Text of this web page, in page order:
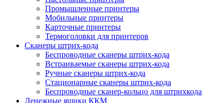
Промышленные принтеры
Мобильные принтеры
Карточные принтеры
Термоголовки для принтеров
Сканеры штрих-кода
Беспроводные сканеры штрих-кода
Встраиваемые сканеры штрих-кода
Ручные сканеры штрих-кода
Стационарные сканеры штрих-кода
Беспроводные сканер-кольцо для штрихкода
Денежные ящики ККМ